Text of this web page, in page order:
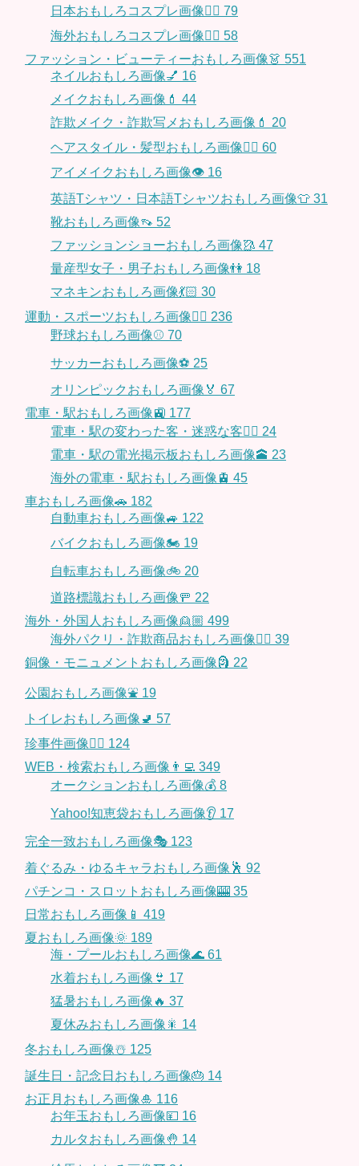
日本おもしろコスプレ画像🧝‍♀️ 79
海外おもしろコスプレ画像🧝‍♂️ 58
ファッション・ビューティーおもしろ画像👗 551
ネイルおもしろ画像💅 16
メイクおもしろ画像💄 44
詐欺メイク・詐欺写メおもしろ画像💄 20
ヘアスタイル・髪型おもしろ画像👱‍♀️ 60
アイメイクおもしろ画像👁 16
英語Tシャツ・日本語Tシャツおもしろ画像👕 31
靴おもしろ画像👡 52
ファッションショーおもしろ画像🥻 47
量産型女子・男子おもしろ画像👫 18
マネキンおもしろ画像💃🏻 30
運動・スポーツおもしろ画像🏃‍♂️ 236
野球おもしろ画像⚾ 70
サッカーおもしろ画像⚽️ 25
オリンピックおもしろ画像🏅 67
電車・駅おもしろ画像🚉 177
電車・駅の変わった客・迷惑な客🤦‍♀️ 24
電車・駅の電光掲示板おもしろ画像🕋 23
海外の電車・駅おもしろ画像🚊 45
車おもしろ画像🚗 182
自動車おもしろ画像🚙 122
バイクおもしろ画像🏍 19
自転車おもしろ画像🚲 20
道路標識おもしろ画像🚥 22
海外・外国人おもしろ画像👱🏼 499
海外パクリ・詐欺商品おもしろ画像🙅‍♀️ 39
銅像・モニュメントおもしろ画像🗿 22
公園おもしろ画像⛲️ 19
トイレおもしろ画像🚽 57
珍事件画像👮‍♂️ 124
WEB・検索おもしろ画像👨‍💻 349
オークションおもしろ画像💰 8
Yahoo!知恵袋おもしろ画像👂 17
完全一致おもしろ画像🎭 123
着ぐるみ・ゆるキャラおもしろ画像🕺 92
パチンコ・スロットおもしろ画像🎰 35
日常おもしろ画像📱 419
夏おもしろ画像🌞 189
海・プールおもしろ画像🌊 61
水着おもしろ画像👙 17
猛暑おもしろ画像🔥 37
夏休みおもしろ画像🎇 14
冬おもしろ画像☃️ 125
誕生日・記念日おもしろ画像🎂 14
お正月おもしろ画像🎍 116
お年玉おもしろ画像💴 16
カルタおもしろ画像🤚 14